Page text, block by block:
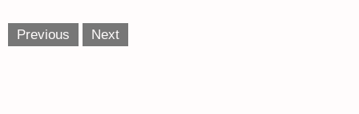
Previous Next